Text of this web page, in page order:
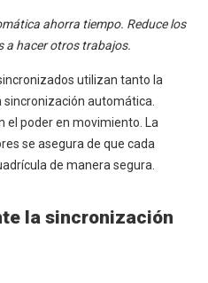
ahorra tiempo. Reduce los
a hacer otros trabajos.
utilizan tanto la
automática.
el poder en movimiento. La
se asegura de que cada
de manera segura.
la sincronización